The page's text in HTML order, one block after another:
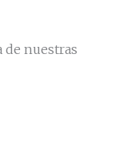
de nuestras